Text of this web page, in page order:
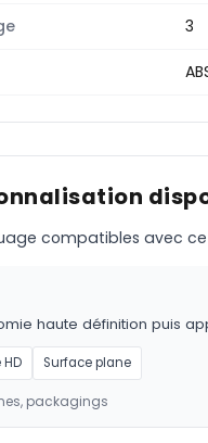
3
compatibles avec
haute définition puis
Surface plane
packagings